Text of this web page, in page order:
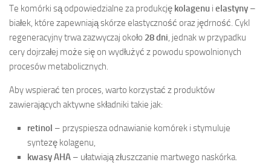
Te komórki są odpowiedzialne za produkcję kolagenu i elastyny –
białek, które zapewniają skórze elastyczność oraz jędrność. Cykl
regeneracyjny trwa zazwyczaj około 28 dni, jednak w przypadku
cery dojrzałej może się on wydłużyć z powodu spowolnionych
procesów metabolicznych.
Aby wspierać ten proces, warto korzystać z produktów
zawierających aktywne składniki takie jak:
retinol – przyspiesza odnawianie komórek i stymuluje
syntezę kolagenu,
kwasy AHA – ułatwiają złuszczanie martwego naskórka.